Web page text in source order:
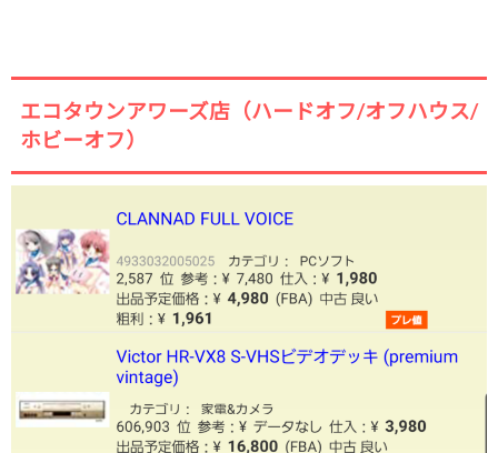
エコタウンアワーズ店（ハードオフ/オフハウス/
ホビーオフ）